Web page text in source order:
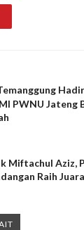
PWNU Jateng
Miftachul Aziz,
Raih